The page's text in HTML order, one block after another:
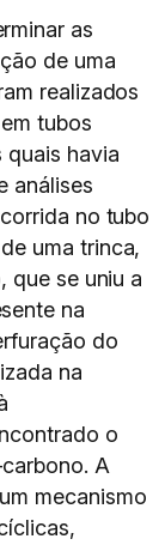
as
de uma
realizados
tubos
quais havia
análises
no tubo
uma trinca,
que se uniu a
na
do
na
o
A
mecanismo